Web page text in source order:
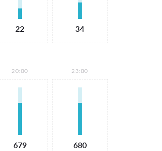
22 34
20:00
679
23:00
680